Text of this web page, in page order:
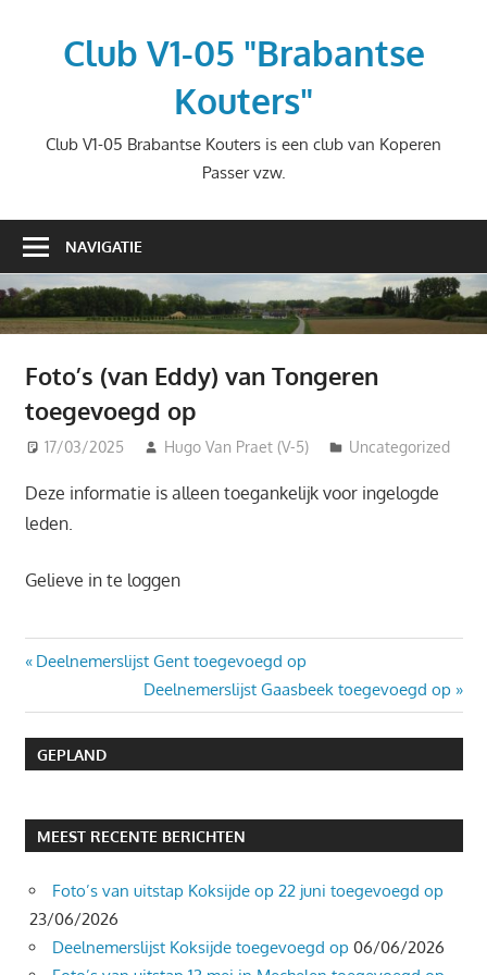
Club V1-05 "Brabantse
Kouters"
Club V1-05 Brabantse Kouters is een club van Koperen
Passer vzw.
NAVIGATIE
Foto’s (van Eddy) van Tongeren
toegevoegd op
17/03/2025 Hugo Van Praet (V-5) Uncategorized
Deze informatie is alleen toegankelijk voor ingelogde
leden.
Gelieve in te loggen
Bericht
navigatie
Vorig
Deelnemerslijst Gent toegevoegd op
Volgend
bericht:
Deelnemerslijst Gaasbeek toegevoegd op
GEPLAND
MEEST RECENTE BERICHTEN
Foto’s van uitstap Koksijde op 22 juni toegevoegd op
23/06/2026
Deelnemerslijst Koksijde toegevoegd op 06/06/2026